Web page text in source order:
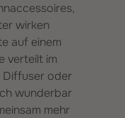
wirken
auf einem
verteilt im
Diffuser oder
wunderbar
mehr